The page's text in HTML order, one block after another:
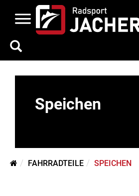
Speichen
FAHRRADTEILE SPEICHEN